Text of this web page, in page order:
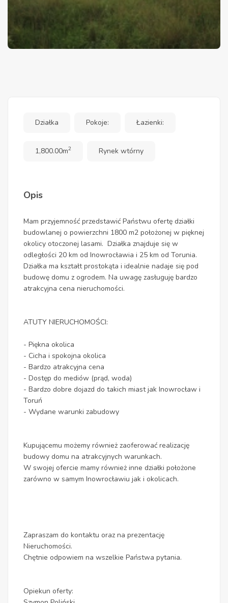
Działka Pokoje: Łazienki:
1,800.00m2 Rynek wtórny
Opis
Mam przyjemność przedstawić Państwu ofertę działki
budowlanej o powierzchni 1800 m2 położonej w pięknej
okolicy otoczonej lasami. Działka znajduje się w
odległości 20 km od Inowrocławia i 25 km od Torunia.
Działka ma kształt prostokąta i idealnie nadaje się pod
budowę domu z ogrodem. Na uwagę zasługuję bardzo
atrakcyjna cena nieruchomości.
ATUTY NIERUCHOMOŚCI:
- Piękna okolica
- Cicha i spokojna okolica
- Bardzo atrakcyjna cena
- Dostęp do mediów (prąd, woda)
- Bardzo dobre dojazd do takich miast jak Inowrocław i
Toruń
- Wydane warunki zabudowy
Kupującemu możemy również zaoferować realizację
budowy domu na atrakcyjnych warunkach.
W swojej ofercie mamy również inne działki położone
zarówno w samym Inowrocławiu jak i okolicach.
Zapraszam do kontaktu oraz na prezentację
Nieruchomości.
Chętnie odpowiem na wszelkie Państwa pytania.
Opiekun oferty: